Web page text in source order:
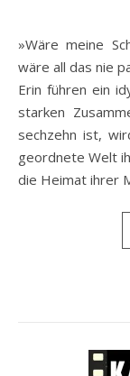
»Wäre meine Schwester nicht so schön gewesen, dann
wäre all das nie
Erin führen ein
starken
sechzehn ist,
geordnete Welt
die Heimat ihrer